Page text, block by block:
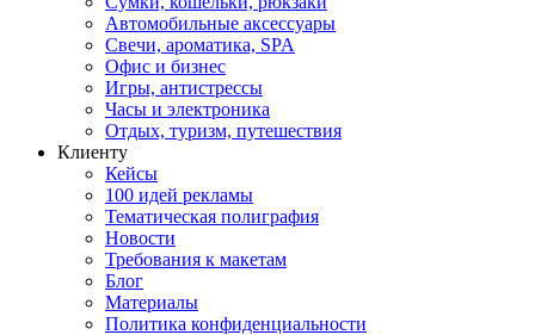
Автомобильные аксессуары
Свечи, ароматика, SPA
Офис и бизнес
Игры, антистрессы
Часы и электроника
Отдых, туризм, путешествия
Клиенту
Кейсы
100 идей рекламы
Тематическая полиграфия
Новости
Требования к макетам
Блог
Материалы
Политика конфиденциальности